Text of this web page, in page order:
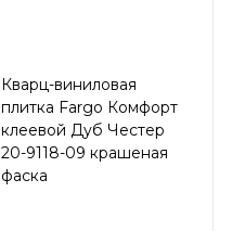
Кварц-виниловая
плитка Fargo Комфорт
клеевой Дуб Честер
20-9118-09 крашеная
фаска